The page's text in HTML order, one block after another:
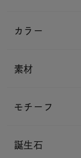
カラー
素材
モチーフ
誕生石